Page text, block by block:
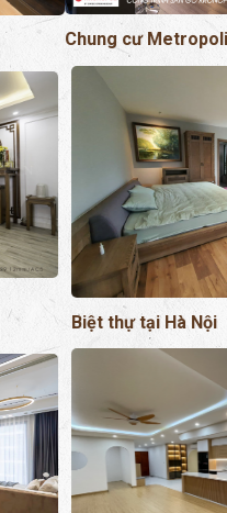
Biệt thự tại Hà Nội
Biệt thự thành Vinh